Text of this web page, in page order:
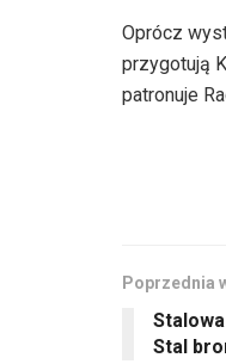
Oprócz
przygotują
patronuje
Poprzednia
Stal